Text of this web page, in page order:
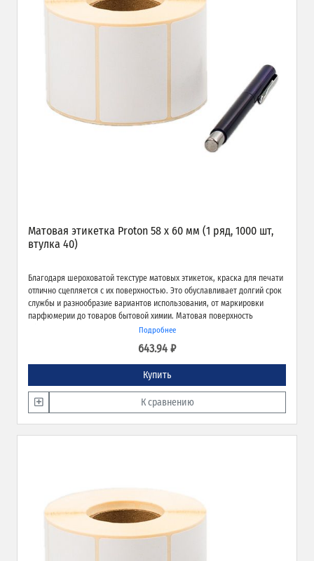
Матовая этикетка Proton 58 х 60 мм (1 ряд, 1000 шт,
втулка 40)
Благодаря шероховатой текстуре матовых этикеток, краска для печати
отлично сцепляется с их поверхностью. Это обуславливает долгий срок
службы и разнообразие вариантов использования, от маркировки
парфюмерии до товаров бытовой химии. Матовая поверхность
обеспечивает превосходное качество печати и широкие возможности
Подробнее
643.94 ₽
Купить
К сравнению